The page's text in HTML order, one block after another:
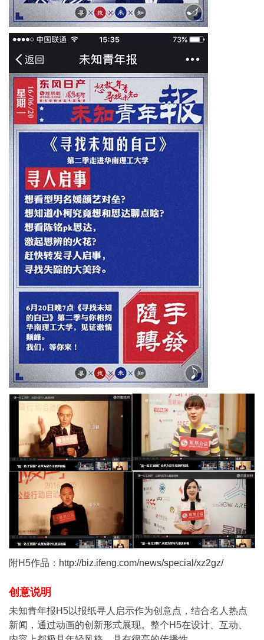
附H5作品： http://biz.ifeng.com/news/special/xz2gz/
创意说明
未知青年报H5以报纸寻人启示作为创意点，结合名人热点
新闻，通过动画的创新形式展现。整个H5在设计、互动、